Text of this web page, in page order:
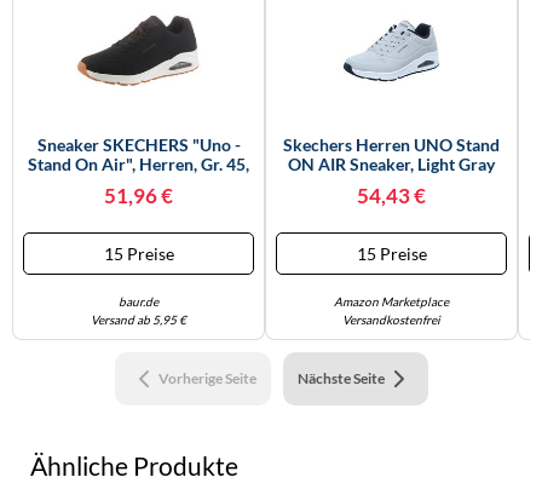
Sneaker SKECHERS "Uno -
Stand On Air", Herren, Gr. 45,
Weiß), Synthetik, Schuhe
Extra Dämpfung (47464111-
45) Schwarz, Weiß
51,96 €
15 Preise
baur.de
Versand ab 5,95 €
Skechers Herren UNO Stand
ON AIR Sneaker, Light Gray
54,43 €
15 Preise
Amazon Marketplace
Versandkostenfrei
Vorherige Seite Nächste Seite
Ähnliche Produkte